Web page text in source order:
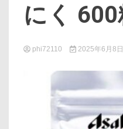
にく 600
phi72110 2025年6月8日